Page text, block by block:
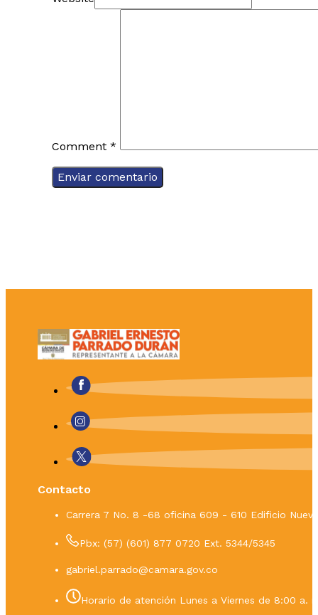
Comment *
Contacto
Carrera 7 No. 8 -68 oficina 609 - 610 Edificio
Pbx: (57) (601) 877 0720 Ext. 5344/5345
gabriel.parrado@camara.gov.co
Horario de atención Lunes a Viernes de 8:00 a.